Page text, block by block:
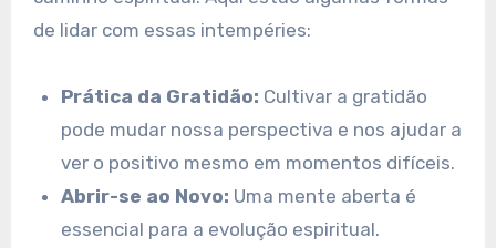
de lidar com essas intempéries:
Prática da Gratidão: Cultivar a gratidão
pode mudar nossa perspectiva e nos ajudar a
ver o positivo mesmo em momentos difíceis.
Abrir-se ao Novo: Uma mente aberta é
essencial para a evolução espiritual.